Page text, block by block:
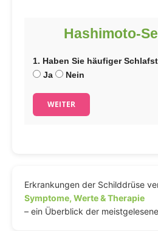
Hashimoto-
1. Haben Sie häufiger
Ja
Nein
WEITER
Erkrankungen der Schilddrüse
Symptome, Werte & Therapie
– ein Überblick der